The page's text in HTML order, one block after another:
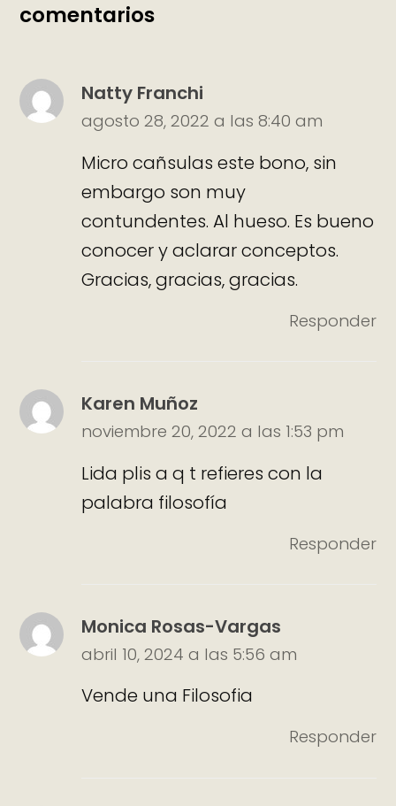
comentarios
Natty Franchi
agosto 28, 2022 a las 8:40 am
Micro cañsulas este bono, sin
embargo son muy
contundentes. Al hueso. Es bueno
conocer y aclarar conceptos.
Gracias, gracias, gracias.
Responder
Karen Muñoz
noviembre 20, 2022 a las 1:53 pm
Lida plis a q t refieres con la
palabra filosofía
Responder
Monica Rosas-Vargas
abril 10, 2024 a las 5:56 am
Vende una Filosofia
Responder